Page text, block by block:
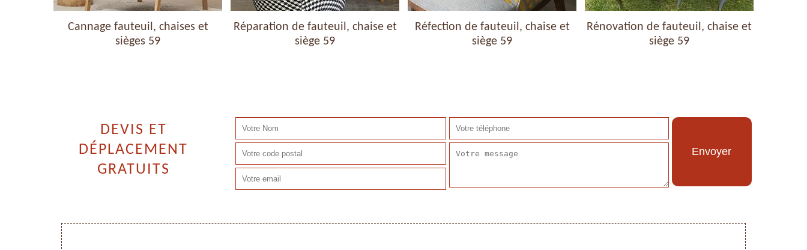
Cannage fauteuil, chaises et
sièges 59
Réparation de fauteuil, chaise et
siège 59
Réfection de fauteuil, chaise et
siège 59
Rénovation de fauteuil, chaise et
siège 59
DEVIS ET
DÉPLACEMENT
GRATUITS